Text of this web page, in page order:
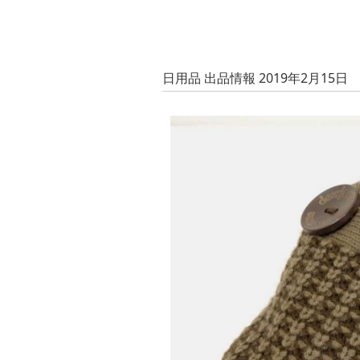
日用品 出品情報 2019年2月15日